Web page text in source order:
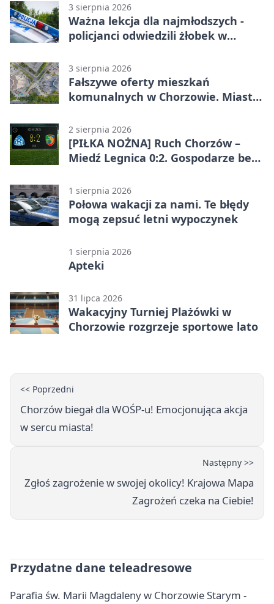
3 sierpnia 2026
Ważna lekcja dla najmłodszych -
policjanci odwiedzili żłobek w
3 sierpnia 2026
Fałszywe oferty mieszkań
komunalnych w Chorzowie. Miasto
2 sierpnia 2026
[PIŁKA NOŻNA] Ruch Chorzów –
Miedź Legnica 0:2. Gospodarze bez
1 sierpnia 2026
Połowa wakacji za nami. Te błędy
mogą zepsuć letni wypoczynek
1 sierpnia 2026
Apteki
31 lipca 2026
Wakacyjny Turniej Plażówki w
Chorzowie rozgrzeje sportowe lato
<< Poprzedni
Chorzów biegał dla WOŚP-u! Emocjonująca akcja
w sercu miasta!
Następny >>
Zgłoś zagrożenie w swojej okolicy! Krajowa Mapa
Zagrożeń czeka na Ciebie!
Przydatne dane teleadresowe
Parafia św. Marii Magdaleny w Chorzowie Starym -